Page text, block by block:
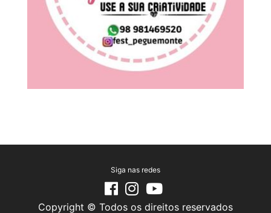
Siga nas redes
Copyright © Todos os direitos reservados